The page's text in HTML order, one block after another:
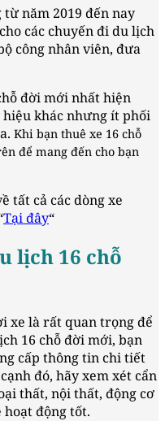
năm 2019 đến nay
các chuyến đi du lịch
công nhân viên, đưa
đời mới nhất hiện
khác nhưng ít phối
Khi bạn thuê xe 16 chỗ
để mang đến cho bạn
tất cả các dòng xe
Tại đây“
lịch 16 chỗ
xe là rất quan trọng để
16 chỗ đời mới, bạn
cấp thông tin chi tiết
đó, hãy xem xét cẩn
thất, nội thất, động cơ
hoạt động tốt.